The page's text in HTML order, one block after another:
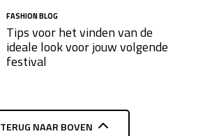
FASHION BLOG
Tips voor het vinden van de
ideale look voor jouw volgende
festival
TERUG NAAR BOVEN